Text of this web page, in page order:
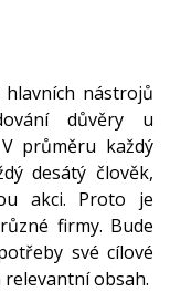
nástrojů
důvěry u
průměru každý
desátý člověk,
akci. Proto je
firmy. Bude
své cílové
obsah.